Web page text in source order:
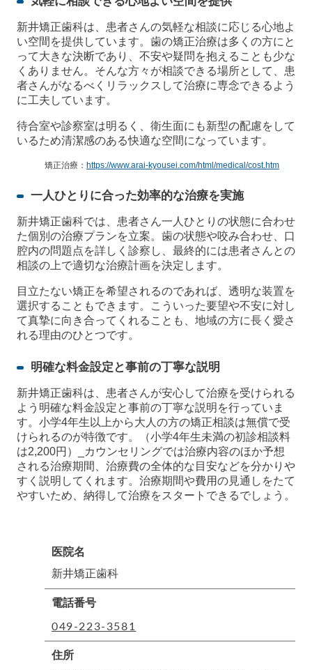
新井矯正歯科は、患者さんの気軽な相談に応じる心地よ
い空間を提供しています。歯の矯正治療は多くの方にと
って大きな決断であり、不安や疑問を抱えることも少な
くありません。そんな方々が相談できる場所として、患
者さんがなるべくリラックスして治療に専念できるよう
に工夫しています。
待合室や診察室は明るく、衛生面にも新型の配慮をして
いるため清潔感のある快適な空間になっています。
矯正治療： https://www.arai-kyousei.com/html/medical/cost.htm
一人ひとりに合った効率的な治療を実施
新井矯正歯科では、患者さん一人ひとりの状態に合わせ
た個別の治療プランを立案。歯の状態や咬み合わせ、口
腔内の問題点を詳しく診察し、最終的には患者さんとの
相談の上で適切な治療計画を決定します。
目立たない矯正を希望されるのであれば、透明な装置を
選択することもできます。こういった要望や不安に対し
て真摯に向き合ってくれることも、地域の方に長く愛さ
れる理由のひとつです。
明確な料金設定と事前の丁寧な説明
新井矯正歯科は、患者さんが安心して治療を受けられる
よう明確な料金設定と事前の丁寧な説明を行っていま
す。小学4年生以上から大人の方の矯正相談は無償で受
けられるのが特徴です。（小学4年生未満の初診相談料
は2,200円）_カウンセリングでは治療内容のほか予想
される治療期間、治療費の全体的な目安などを分かりや
すく説明してくれます。治療期間や費用の見通しをたて
やすいため、納得して治療をスタートできるでしょう。
医院名
新井矯正歯科
電話番号
049-223-3581
住所